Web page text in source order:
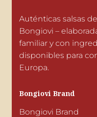
Auténticas salsas
Bongiovi –
familiar y con
disponibles para
Europa.
Bongiovi Brand
Bongiovi Brand